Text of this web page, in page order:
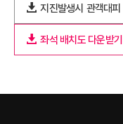
지진발생시 관객대피
좌석 배치도 다운받기